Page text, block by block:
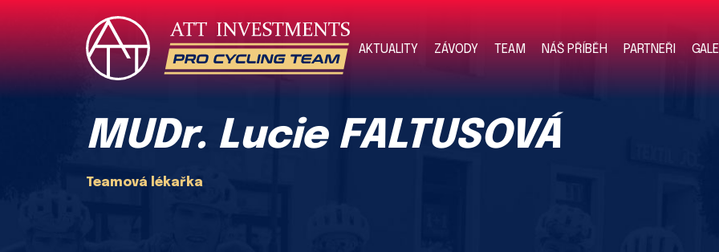
AKTUALITY ZÁVODY TEAM NÁŠ PŘÍBĚH PARTNEŘI
MUDr. Lucie FALTUSOVÁ
Teamová lékařka